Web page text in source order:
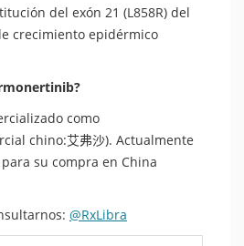
del exón 21 (L858R) del
crecimiento epidérmico
como
chino:艾弗沙). Actualmente
su compra en China
@RxLibra